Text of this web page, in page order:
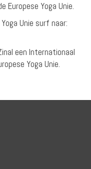
Europese Yoga Unie.
Unie surf naar:
een Internationaal
Yoga Unie.